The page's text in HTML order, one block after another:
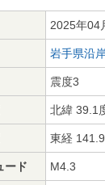
2025年04
岩手県沿
震度3
北緯 39.1
東経
ード M4.3